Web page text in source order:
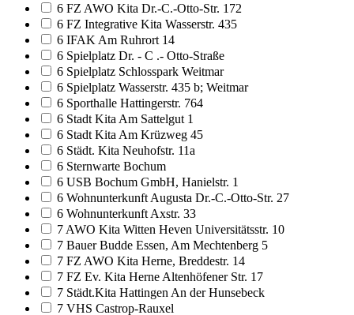
6 FZ AWO Kita Dr.-C.-Otto-Str. 172
6 FZ Integrative Kita Wasserstr. 435
6 IFAK Am Ruhrort 14
6 Spielplatz Dr. - C .- Otto-Straße
6 Spielplatz Schlosspark Weitmar
6 Spielplatz Wasserstr. 435 b; Weitmar
6 Sporthalle Hattingerstr. 764
6 Stadt Kita Am Sattelgut 1
6 Stadt Kita Am Krüzweg 45
6 Städt. Kita Neuhofstr. 11a
6 Sternwarte Bochum
6 USB Bochum GmbH, Hanielstr. 1
6 Wohnunterkunft Augusta Dr.-C.-Otto-Str. 27
6 Wohnunterkunft Axstr. 33
7 AWO Kita Witten Heven Universitätsstr. 10
7 Bauer Budde Essen, Am Mechtenberg 5
7 FZ AWO Kita Herne, Breddestr. 14
7 FZ Ev. Kita Herne Altenhöfener Str. 17
7 Städt.Kita Hattingen An der Hunsebeck
7 VHS Castrop-Rauxel